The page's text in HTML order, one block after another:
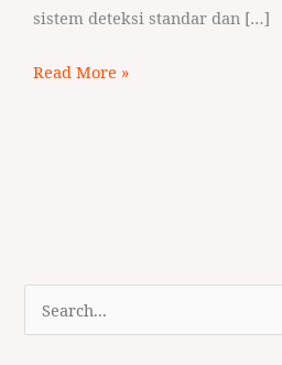
sistem deteksi standar dan […]
Read More »